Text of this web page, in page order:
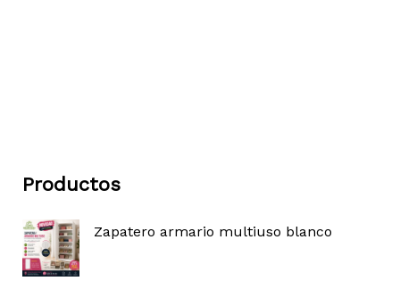
Productos
Zapatero armario multiuso blanco